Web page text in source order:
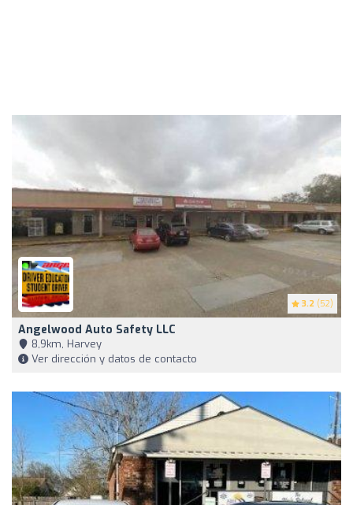
3.2 (52)
Angelwood Auto Safety LLC
8,9km, Harvey
Ver dirección y datos de contacto